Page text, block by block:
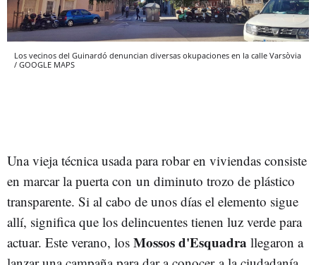
Los vecinos del Guinardó denuncian diversas okupaciones en la calle Varsòvia
/ GOOGLE MAPS
Una vieja técnica usada para robar en viviendas consiste
en marcar la puerta con un diminuto trozo de plástico
transparente. Si al cabo de unos días el elemento sigue
allí, significa que los delincuentes tienen luz verde para
actuar. Este verano, los Mossos d'Esquadra llegaron a